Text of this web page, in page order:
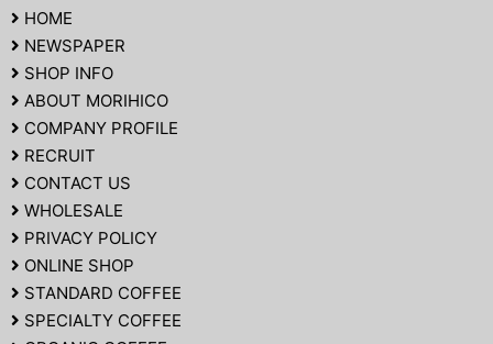
HOME
NEWSPAPER
SHOP INFO
ABOUT MORIHICO
COMPANY PROFILE
RECRUIT
CONTACT US
WHOLESALE
PRIVACY POLICY
ONLINE SHOP
STANDARD COFFEE
SPECIALTY COFFEE